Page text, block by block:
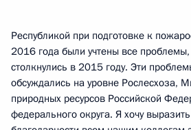
Республикой при подготовке к
2016 года были учтены все
столкнулись в 2015 году. Эти
обсуждались на уровне Рослесхоза,
природных ресурсов Российской
федерального округа. Я хочу